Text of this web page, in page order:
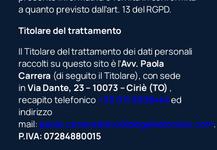
a quanto previsto dall’art. 13 del RGPD.
Titolare del trattamento
Il Titolare del trattamento dei dati personali
raccolti su questo sito è l’Avv. Paola
Carrera (di seguito il Titolare), con sede
inVia Dante, 23 – 10073 – Ciriè (TO) ,
recapito telefonico+39 011 9208444ed
indirizzo
mail: paola.carrera@studiolegaledionisio.com.
P.IVA: 07284880015